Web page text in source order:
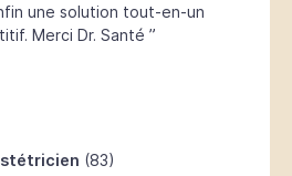
une solution tout-en-un
Merci Dr. Santé ”
(83)